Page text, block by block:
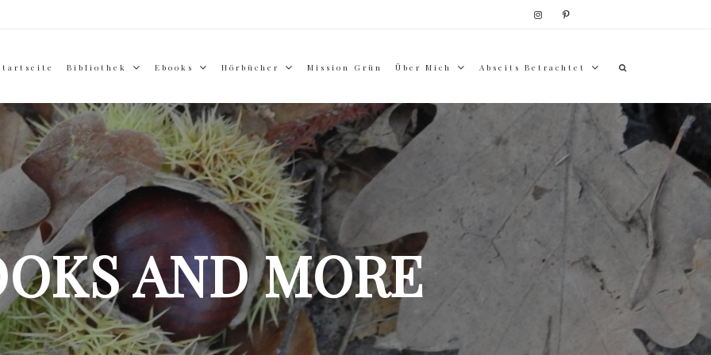
Bibliothek Ebooks Hörbücher Mission Grün Über Mich Abseits Betrachtet
AND MORE